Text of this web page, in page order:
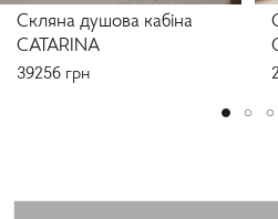
Скляна душова кабіна
CATARINA
39256 грн